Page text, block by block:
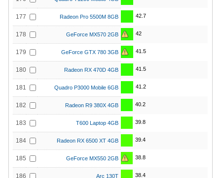
177 Radeon Pro 5500M 8GB 42.7
178 GeForce MX570 2GB 42
179 GeForce GTX 780 3GB 41.5
180 Radeon RX 470D 4GB 41.5
181 Quadro P3000 Mobile 6GB 41.2
182 Radeon R9 380X 4GB 40.2
183 T600 Laptop 4GB 39.8
184 Radeon RX 6500 XT 4GB 39.4
185 GeForce MX550 2GB 38.8
186 Arc 130T 38.4